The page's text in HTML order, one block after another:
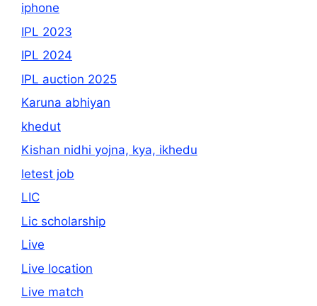
iphone
IPL 2023
IPL 2024
IPL auction 2025
Karuna abhiyan
khedut
Kishan nidhi yojna, kya, ikhedu
letest job
LIC
Lic scholarship
Live
Live location
Live match